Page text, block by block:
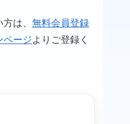
は、 無料会員登録
ページよりご登録く